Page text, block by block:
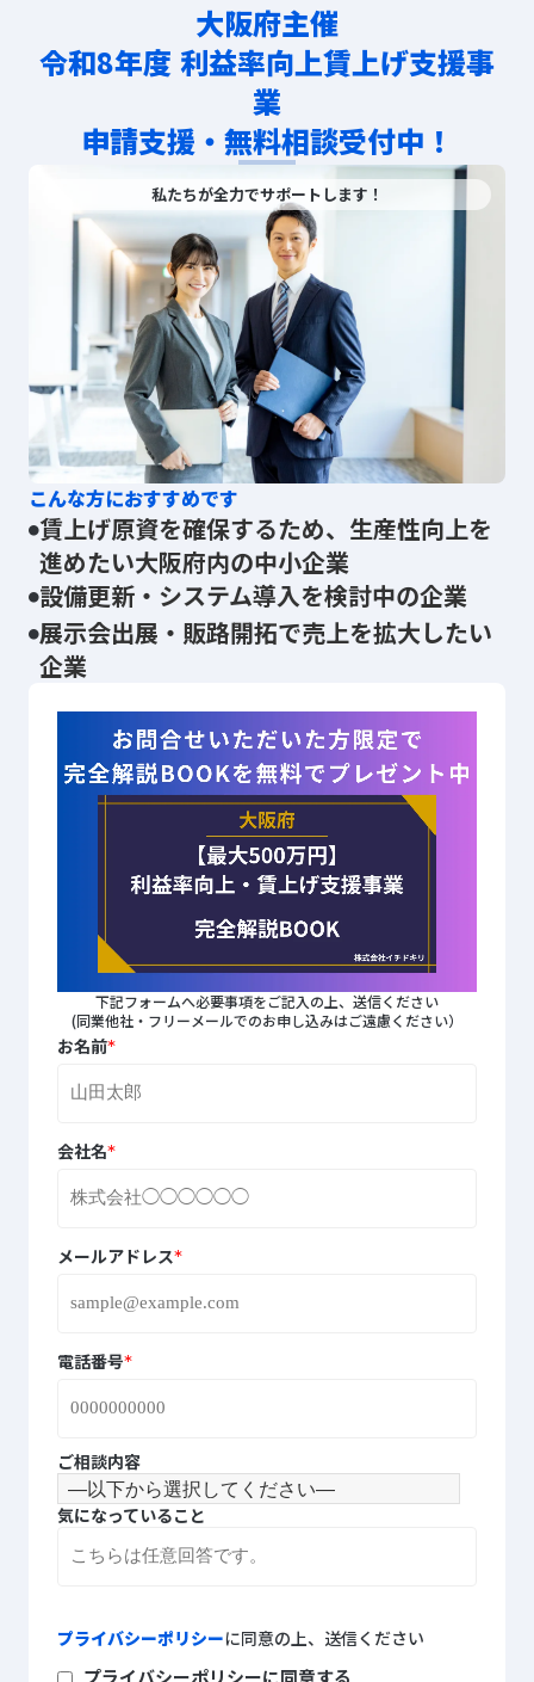
大阪府主催
令和8年度 利益率向上賃上げ支援事
業
申請支援・無料相談受付中！
私たちが全力でサポートします！
こんな方におすすめです
賃上げ原資を確保するため、生産性向上を
進めたい大阪府内の中小企業
設備更新・システム導入を検討中の企業
展示会出展・販路開拓で売上を拡大したい
企業
下記フォームへ必要事項をご記入の上、送信ください
(同業他社・フリーメールでのお申し込みはご遠慮ください）
お名前*
会社名*
メールアドレス*
電話番号*
ご相談内容
気になっていること
プライバシーポリシーに同意の上、送信ください
プライバシーポリシーに同意する